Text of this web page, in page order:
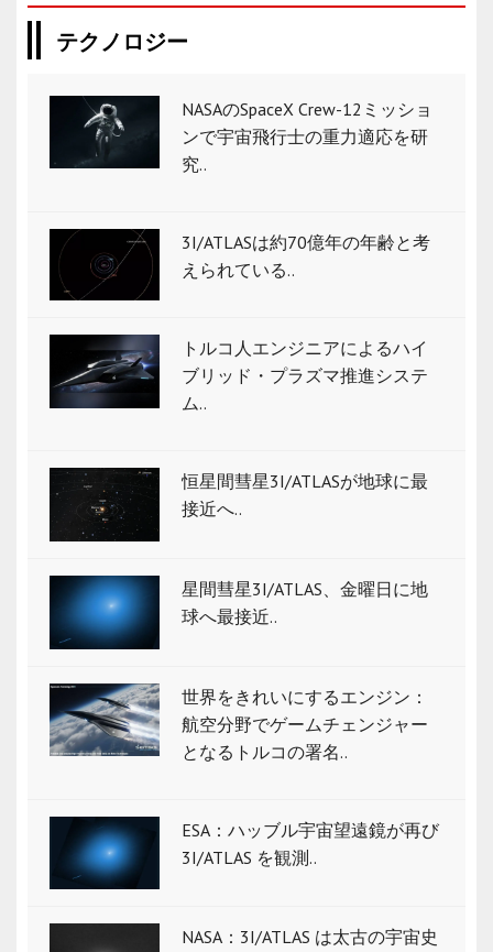
テクノロジー
NASAのSpaceX Crew-12ミッショ
ンで宇宙飛行士の重力適応を研
究..
3I/ATLASは約70億年の年齢と考
えられている..
トルコ人エンジニアによるハイ
ブリッド・プラズマ推進システ
ム..
恒星間彗星3I/ATLASが地球に最
接近へ..
星間彗星3I/ATLAS、金曜日に地
球へ最接近..
世界をきれいにするエンジン：
航空分野でゲームチェンジャー
となるトルコの署名..
ESA：ハッブル宇宙望遠鏡が再び
3I/ATLAS を観測..
NASA：3I/ATLAS は太古の宇宙史